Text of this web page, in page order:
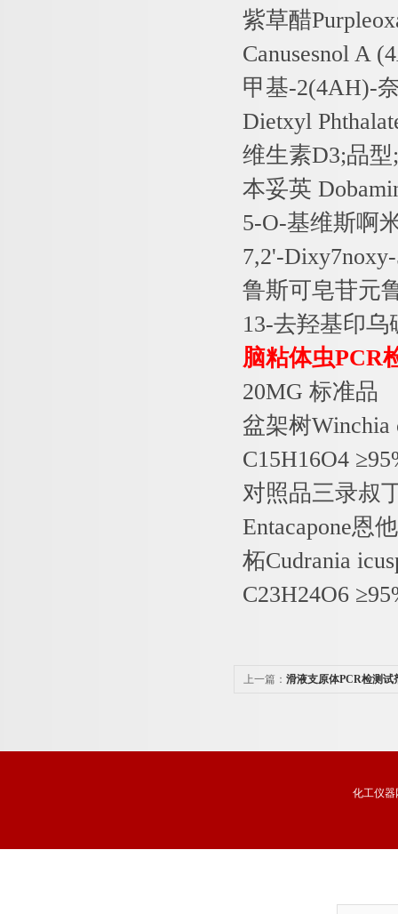
紫草醋
Canusesnol A
甲基-2(4AH)-
Dietxyl
维生素D3;品型;
本妥英
5-O-基维斯啊
7,2'-
鲁斯可皂苷元
13-去羟基印乌
脑粘体虫PCR
20MG 标准品
盆架树Winchia
C15H16O4 ≥
对照品三录叔
Entacapone恩
柘Cudrania
C23H24O6 ≥
上一篇： 滑液支原体PCR检测试
化工仪器